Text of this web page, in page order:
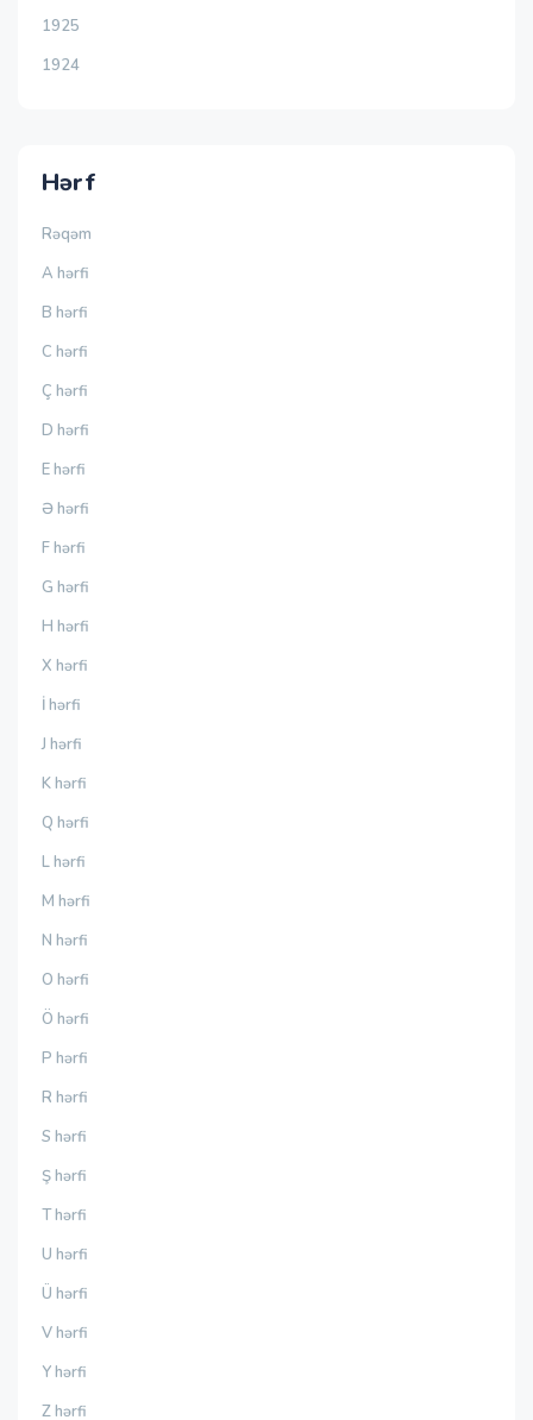
1925
1924
Hərf
Rəqəm
A hərfi
B hərfi
C hərfi
Ç hərfi
D hərfi
E hərfi
Ə hərfi
F hərfi
G hərfi
H hərfi
X hərfi
İ hərfi
J hərfi
K hərfi
Q hərfi
L hərfi
M hərfi
N hərfi
O hərfi
Ö hərfi
P hərfi
R hərfi
S hərfi
Ş hərfi
T hərfi
U hərfi
Ü hərfi
V hərfi
Y hərfi
Z hərfi